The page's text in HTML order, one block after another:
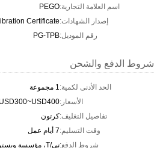
اسم العلامة التجارية:PEGO
إصدار الشهادات:Certificate
رقم الموديل:PG-TPB
شروط الدفع والشحن
الحد الأدنى لكمية:1 مجموعة
الأسعار:USD300~USD400
تفاصيل التغليف:كرتون
وقت التسليم:7 أيام عمل
شروط الدفع:تي/T، مؤسسة ويسترن يونيون،